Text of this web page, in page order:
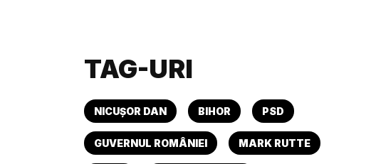
TAG-URI
NICUȘOR DAN BIHOR PSD
GUVERNUL ROMÂNIEI MARK RUTTE